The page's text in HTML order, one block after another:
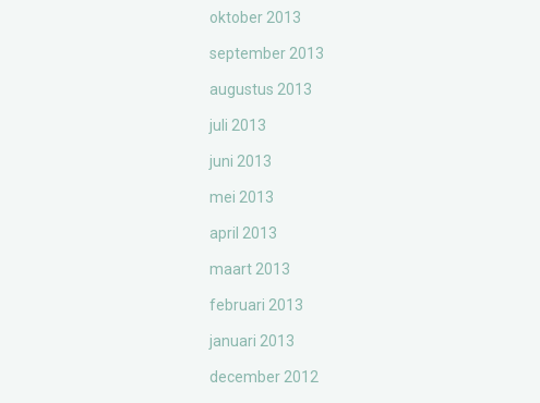
oktober 2013
september 2013
augustus 2013
juli 2013
juni 2013
mei 2013
april 2013
maart 2013
februari 2013
januari 2013
december 2012